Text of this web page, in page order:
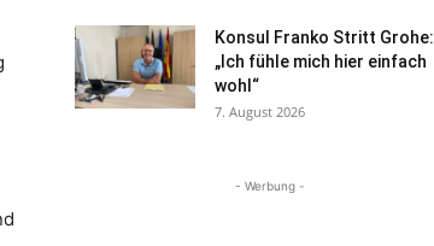
Konsul Franko Stritt Grohe:
„Ich fühle mich hier einfach
wohl“
7. August 2026
- Werbung -